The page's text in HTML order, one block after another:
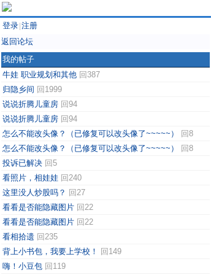
登录 注册
返回论坛
我的帖子
牛娃 职业规划和其他 回387
归隐乡间 回1999
说说折腾儿童房 回94
说说折腾儿童房 回94
怎么不能改头像？（已修复可以改头像了~~~~~）
回8
怎么不能改头像？（已修复可以改头像了~~~~~）
回8
投诉已解决 回5
看照片，相娃娃 回240
这里没人炒股吗？ 回27
看看是否能隐藏图片 回22
看看是否能隐藏图片 回22
看相拾遗 回235
背上小书包，我要上学校！
回149
嗨！小豆包 回119